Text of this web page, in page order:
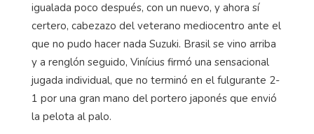
igualada poco después, con un nuevo, y ahora sí
certero, cabezazo del veterano mediocentro ante el
que no pudo hacer nada Suzuki. Brasil se vino arriba
y a renglón seguido, Vinícius firmó una sensacional
jugada individual, que no terminó en el fulgurante 2-
1 por una gran mano del portero japonés que envió
la pelota al palo.